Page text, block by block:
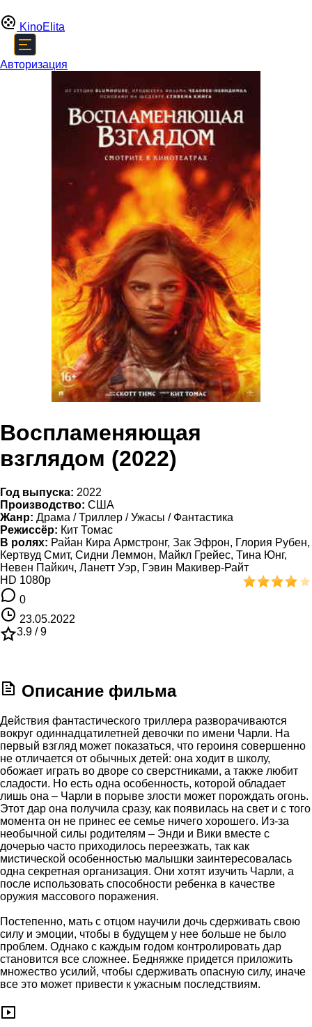
KinoElita
Авторизация
Воспламеняющая
взглядом (2022)
Год выпуска: 2022
Производство: США
Жанр: Драма / Триллер / Ужасы / Фантастика
Режиссёр: Кит Томас
В ролях: Райан Кира Армстронг, Зак Эфрон, Глория Рубен,
Кертвуд Смит, Сидни Леммон, Майкл Грейес, Тина Юнг,
Невен Пайкич, Ланетт Уэр, Гэвин Макивер-Райт
HD 1080p
0
23.05.2022
3.9 /9
Описание фильма
Действия фантастического триллера разворачиваются
вокруг одиннадцатилетней девочки по имени Чарли. На
первый взгляд может показаться, что героиня совершенно
не отличается от обычных детей: она ходит в школу,
обожает играть во дворе со сверстниками, а также любит
сладости. Но есть одна особенность, которой обладает
лишь она – Чарли в порыве злости может порождать огонь.
Этот дар она получила сразу, как появилась на свет и с того
момента он не принес ее семье ничего хорошего. Из-за
необычной силы родителям – Энди и Вики вместе с
дочерью часто приходилось переезжать, так как
мистической особенностью малышки заинтересовалась
одна секретная организация. Они хотят изучить Чарли, а
после использовать способности ребенка в качестве
оружия массового поражения.
Постепенно, мать с отцом научили дочь сдерживать свою
силу и эмоции, чтобы в будущем у нее больше не было
проблем. Однако с каждым годом контролировать дар
становится все сложнее. Бедняжке придется приложить
множество усилий, чтобы сдерживать опасную силу, иначе
все это может привести к ужасным последствиям.